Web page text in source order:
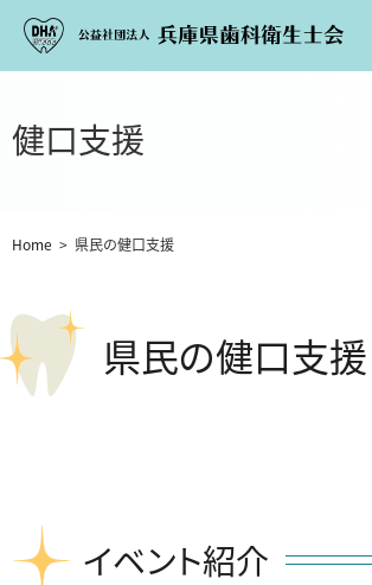
健口支援
Home > 県民の健口支援
県民の健口支援
イベント紹介